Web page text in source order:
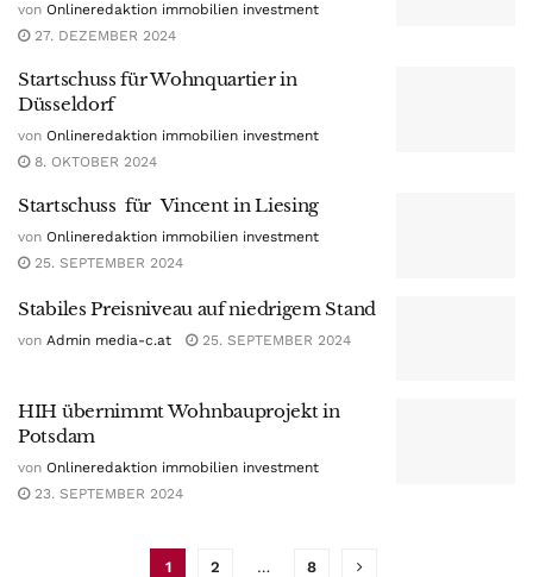
von Onlineredaktion immobilien investment
27. DEZEMBER 2024
Startschuss für Wohnquartier in
Düsseldorf
von Onlineredaktion immobilien investment
8. OKTOBER 2024
Startschuss für Vincent in Liesing
von Onlineredaktion immobilien investment
25. SEPTEMBER 2024
Stabiles Preisniveau auf niedrigem Stand
von Admin media-c.at 25. SEPTEMBER 2024
HIH übernimmt Wohnbauprojekt in
Potsdam
von Onlineredaktion immobilien investment
23. SEPTEMBER 2024
1 2 … 8